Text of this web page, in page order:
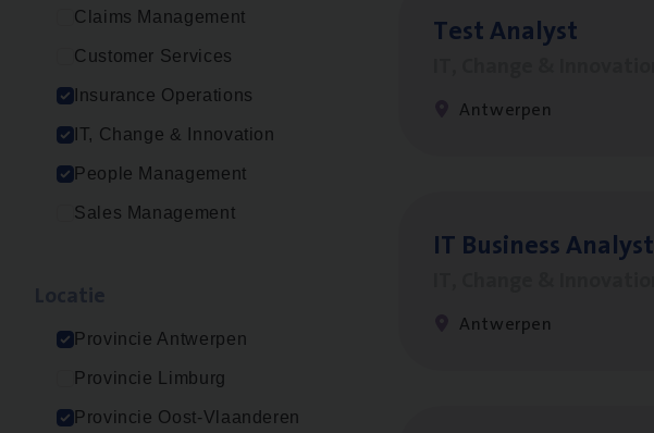
Claims Management
Customer Services
Insurance Operations
IT, Change & Innovation
People Management
Sales Management
Provincie Antwerpen
Provincie Limburg
Provincie Oost-Vlaanderen
Test Ana­lyst
Antwerpen
IT Busi­ness Analyst
Antwerpen